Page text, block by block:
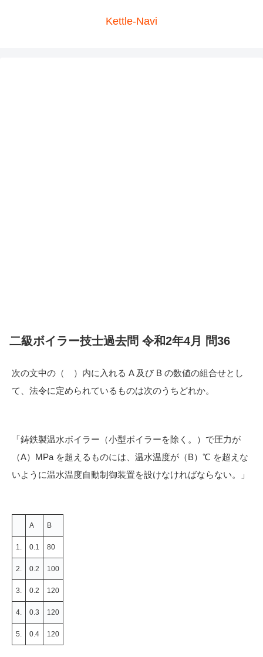
Kettle-Navi
二級ボイラー技士過去問 令和2年4月 問36
次の文中の（ ）内に入れる A 及び B の数値の組合せとし
て、法令に定められているものは次のうちどれか。
「鋳鉄製温水ボイラー（小型ボイラーを除く。）で圧力が
（A）MPa を超えるものには、温水温度が（B）℃ を超えな
いように温水温度自動制御装置を設けなければならない。」
A B
1. 0.1 80
2. 0.2 100
3. 0.2 120
4. 0.3 120
5. 0.4 120